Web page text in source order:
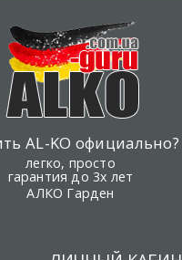
AL-KO официально?
легко, просто
гарантия до 3х лет
АЛКО Гарден